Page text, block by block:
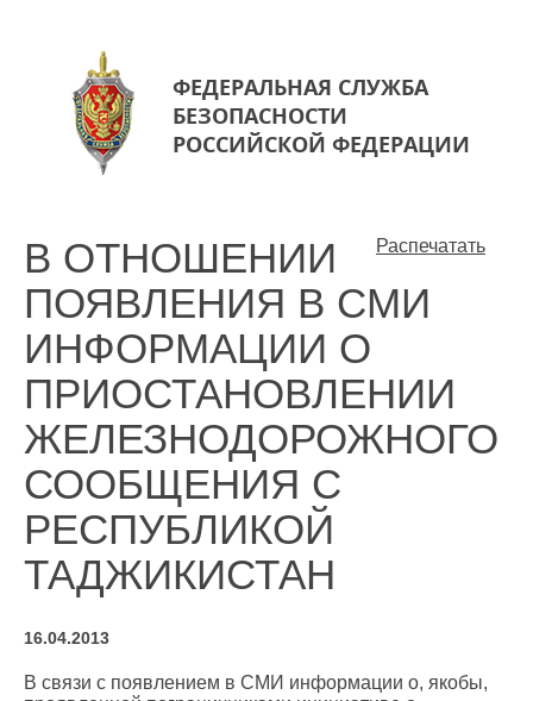
ФЕДЕРАЛЬНАЯ СЛУЖБА
БЕЗОПАСНОСТИ
РОССИЙСКОЙ ФЕДЕРАЦИИ
Распечатать
В ОТНОШЕНИИ
ПОЯВЛЕНИЯ В СМИ
ИНФОРМАЦИИ О
ПРИОСТАНОВЛЕНИИ
ЖЕЛЕЗНОДОРОЖНОГО
СООБЩЕНИЯ С
РЕСПУБЛИКОЙ
ТАДЖИКИСТАН
16.04.2013
В связи с появлением в СМИ информации о, якобы,